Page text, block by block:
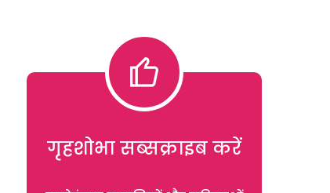
गृहशोभा सब्सक्राइब करें